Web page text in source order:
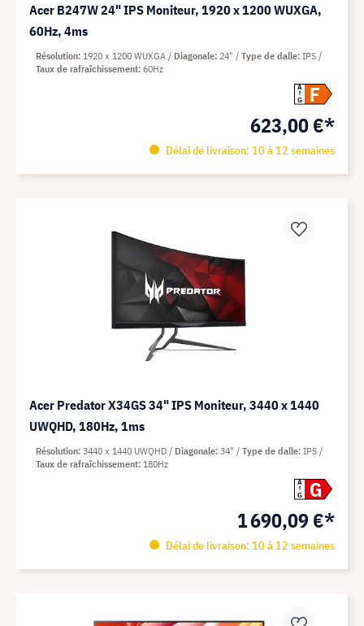
Acer B247W 24" IPS Moniteur, 1920 x 1200 WUXGA,
60Hz, 4ms
A
G
F
623,00 €*
Délai de livraison: 10 à 12 semaines
Résolution 1920 x 1200 WUXGA Diagonale 24" Type de dalle IPS
Taux de rafraîchissement 60Hz
Acer Predator X34GS 34" IPS Moniteur, 3440 x 1440
UWQHD, 180Hz, 1ms
A
G
G
1 690,09 €*
Délai de livraison: 10 à 12 semaines
Résolution 3440 x 1440 UWQHD Diagonale 34" Type de dalle IPS
Taux de rafraîchissement 180Hz